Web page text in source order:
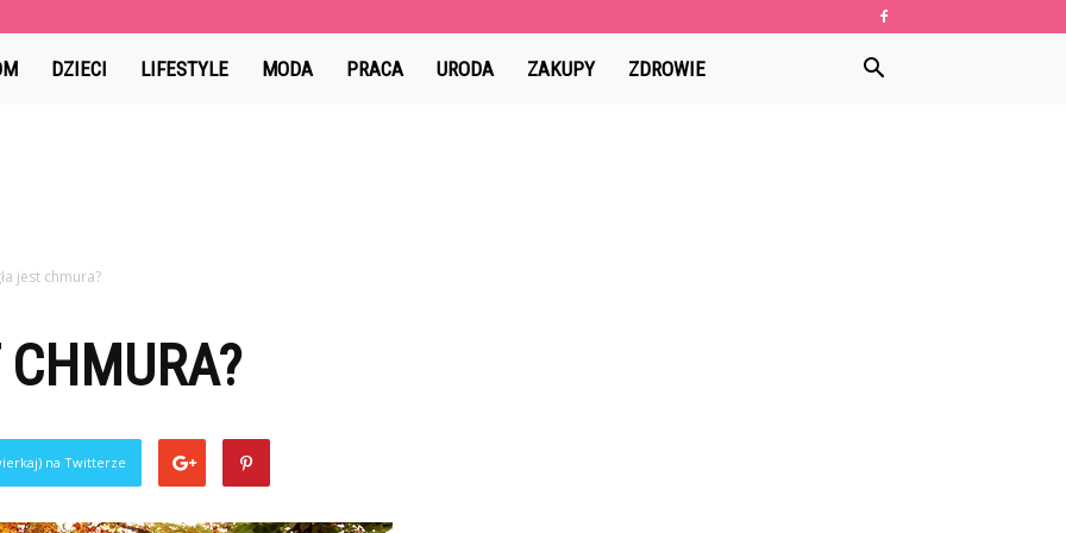
DZIECI LIFESTYLE MODA PRACA URODA ZAKUPY ZDROWIE
jest chmura?
na Twitterze